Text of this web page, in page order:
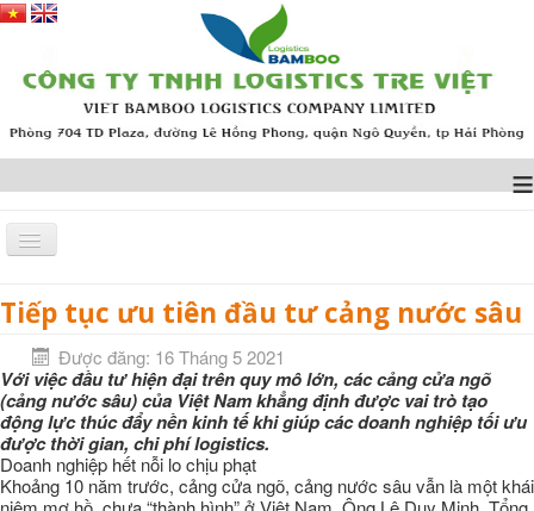
≡
Trang chủ
TIN TỨC
Tiếp tục ưu tiên đầu tư cảng nước sâu
Tiếp tục ưu tiên đầu tư cảng nước sâu
Được đăng: 16 Tháng 5 2021
Với việc đầu tư hiện đại trên quy mô lớn, các cảng cửa ngõ
(cảng nước sâu) của Việt Nam khẳng định được vai trò tạo
động lực thúc đẩy nền kinh tế khi giúp các doanh nghiệp tối ưu
được thời gian, chi phí logistics.
Doanh nghiệp hết nỗi lo chịu phạt
Khoảng 10 năm trước, cảng cửa ngõ, cảng nước sâu vẫn là một khái